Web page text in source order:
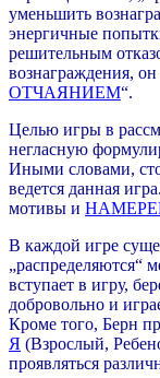
уменьшить
энергичные
решительным
вознаграждения, он
ОТЧАЯНИЕМ“.
Целью игры в
негласную
Иными словами,
ведется данная
мотивы и
В каждой игре
„распределяются“
вступает в игру,
добровольно и
Кроме того, Берн
Я (Взрослый,
проявляться